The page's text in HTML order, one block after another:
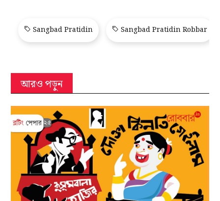
Sangbad Pratidin Sangbad Pratidin Robbar
আরও পড়ুন